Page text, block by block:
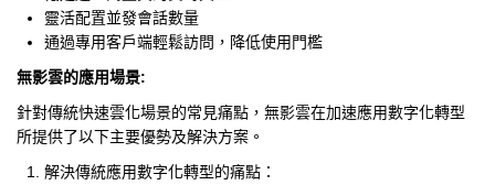
靈活配置並發會話數量
通過專用客戶端輕鬆訪問，降低使用門檻
無影雲的應用場景:
針對傳統快速雲化場景的常見痛點，無影雲在加速應用數字化轉型
所提供了以下主要優勢及解決方案。
解決傳統應用數字化轉型的痛點：